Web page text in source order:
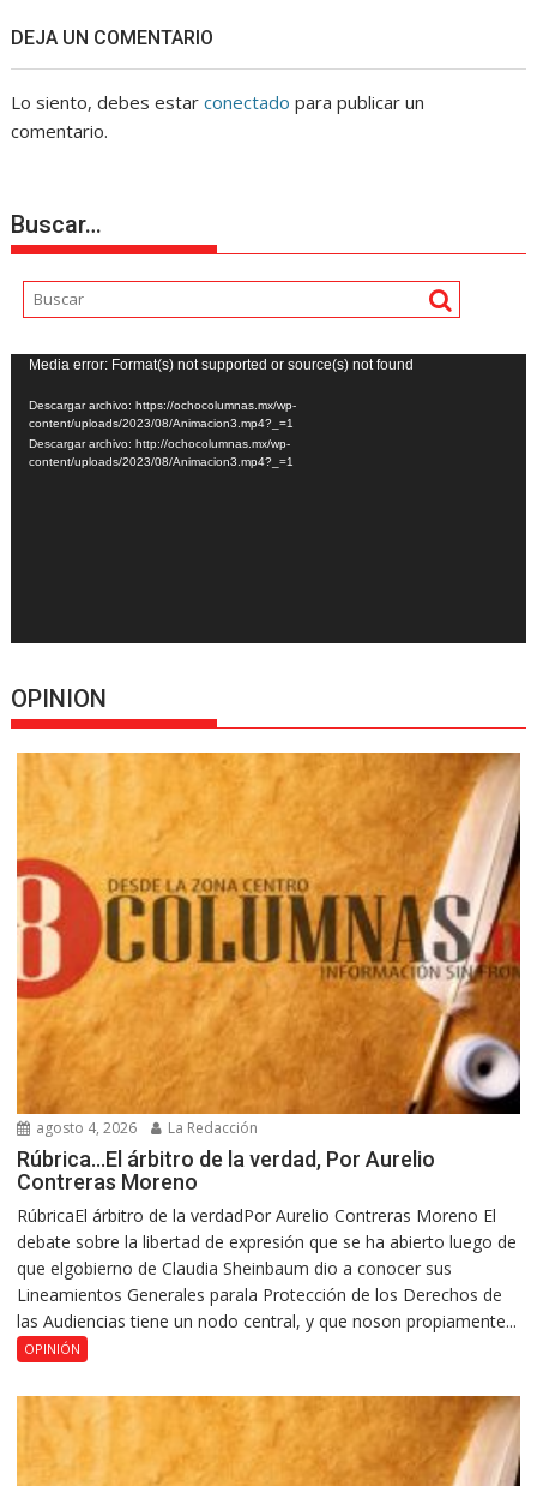
DEJA UN COMENTARIO
Lo siento, debes estarconectado para publicar un
comentario.
Buscar…
Reproductor
de
vídeo
Media error: Format(s) not supported or source(s) not found
Descargar archivo: https://ochocolumnas.mx/wp-
content/uploads/2023/08/Animacion3.mp4?_=1
Descargar archivo: http://ochocolumnas.mx/wp-
content/uploads/2023/08/Animacion3.mp4?_=1
OPINION
agosto 4, 2026 La Redacción
Rúbrica…El árbitro de la verdad, Por Aurelio
Contreras Moreno
RúbricaEl árbitro de la verdadPor Aurelio Contreras Moreno El
debate sobre la libertad de expresión que se ha abierto luego de
que elgobierno de Claudia Sheinbaum dio a conocer sus
Lineamientos Generales parala Protección de los Derechos de
las Audiencias tiene un nodo central, y que noson propiamente...
OPINIÓN